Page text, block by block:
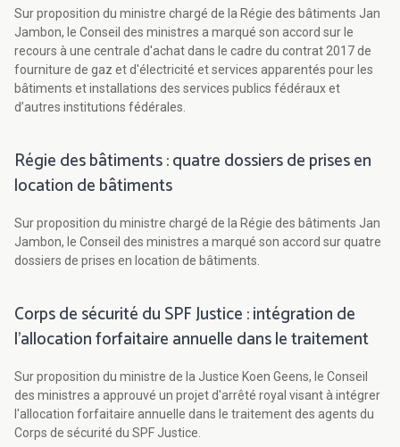
Sur proposition du ministre chargé de la Régie des bâtiments Jan
Jambon, le Conseil des ministres a marqué son accord sur le
recours à une centrale d'achat dans le cadre du contrat 2017 de
fourniture de gaz et d'électricité et services apparentés pour les
bâtiments et installations des services publics fédéraux et
d’autres institutions fédérales.
Régie des bâtiments : quatre dossiers de prises en
location de bâtiments
Sur proposition du ministre chargé de la Régie des bâtiments Jan
Jambon, le Conseil des ministres a marqué son accord sur quatre
dossiers de prises en location de bâtiments.
Corps de sécurité du SPF Justice : intégration de
l’allocation forfaitaire annuelle dans le traitement
Sur proposition du ministre de la Justice Koen Geens, le Conseil
des ministres a approuvé un projet d'arrêté royal visant à intégrer
l'allocation forfaitaire annuelle dans le traitement des agents du
Corps de sécurité du SPF Justice.